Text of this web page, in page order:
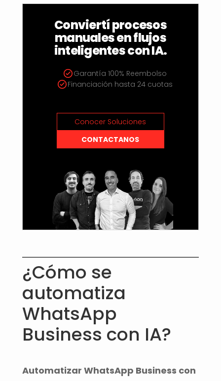
Conviertí procesos
manuales en flujos
inteligentes con IA.
Garantía 100% Reembolso
Financiación hasta 24 cuotas
Conocer Soluciones
CONTACTANOS
¿Cómo se
automatiza
WhatsApp
Business con IA?
Automatizar WhatsApp Business con